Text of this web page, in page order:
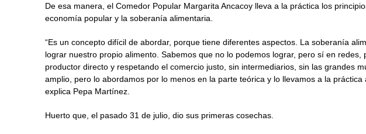
De esa manera, el Comedor Popular Margarita Ancacoy lleva a la práctica los
economía popular y la soberanía alimentaria.
“Es un concepto difícil de abordar, porque tiene diferentes aspectos. La soberanía
lograr nuestro propio alimento. Sabemos que no lo podemos lograr, pero sí en redes,
productor directo y respetando el comercio justo, sin intermediarios, sin las grandes
amplio, pero lo abordamos por lo menos en la parte teórica y lo llevamos a la práctica
explica Pepa Martínez.
Huerto que, el pasado 31 de julio, dio sus primeras cosechas.